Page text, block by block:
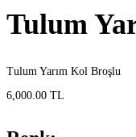
Tulum
Tulum Yarım Kol Broşlu
6,000.00 TL